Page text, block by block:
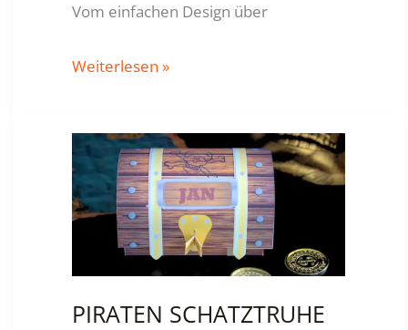
Vom einfachen Design über
KETTEN-
Weiterlesen »
PIRATEN SCHATZTRUHE